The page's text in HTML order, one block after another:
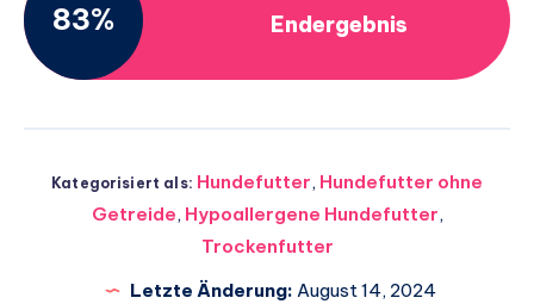
83% Endergebnis
Kategorisiert als: Hundefutter, Hundefutter ohne
Getreide, Hypoallergene Hundefutter,
Trockenfutter
Letzte Änderung: August 14, 2024